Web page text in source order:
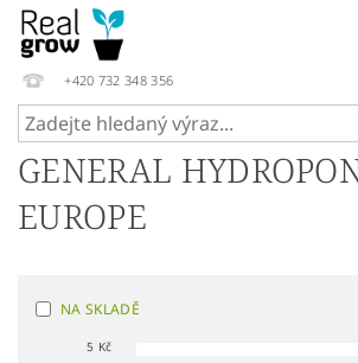
+420 732 348 356
GENERAL
EUROPE
NA SKLADĚ
5 Kč